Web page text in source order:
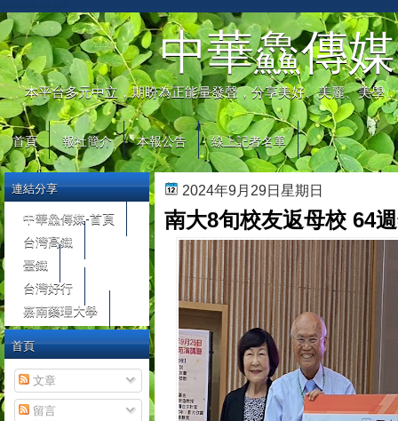
中華鱻傳媒
本平台多元中立，期盼為正能量發聲，分享美好、美麗、美學
首頁 報社簡介 本報公告 線上記者名單
2024年9月29日星期日
南大8旬校友返母校 64
連結分享
中華鱻傳媒-首頁
台灣高鐵
臺鐵
台灣好行
嘉南藥理大學
首頁
文章
留言